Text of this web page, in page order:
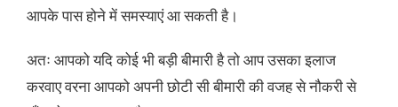
आपके पास होने में समस्याएं आ सकती है।
अतः आपको यदि कोई भी बड़ी बीमारी है तो आप उसका इलाज
करवाए वरना आपको अपनी छोटी सी बीमारी की वजह से नौकरी से